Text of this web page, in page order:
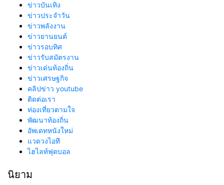
ข่าวบันเทิง
ข่าวประจำวัน
ข่าวพลังงาน
ข่าวยานยนต์
ข่าวรอบทิศ
ข่าวรับสมัตรงาน
ข่าวเด่นท้องถิ่น
ข่าวเศรษฐกิจ
คลิปข่าว youtube
ติดต่อเรา
ท่องเที่ยวตามใจ
พัฒนาท้องถิ่น
อัพเดทหนังใหม่
แวดวงไอที
ไฮไลท์ฟุตบอล
นิยาม